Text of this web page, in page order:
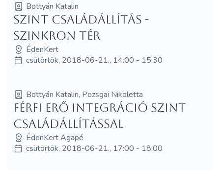
Bottyán Katalin
SzInT Családállítás -
Szinkron Tér
ÉdenKert
csütörtök, 2018-06-21., 14:00 - 15:30
Bottyán Katalin, Pozsgai Nikoletta
Férfi Erő Integráció SzInT
Családállítással
ÉdenKert Agapé
csütörtök, 2018-06-21., 17:00 - 18:00